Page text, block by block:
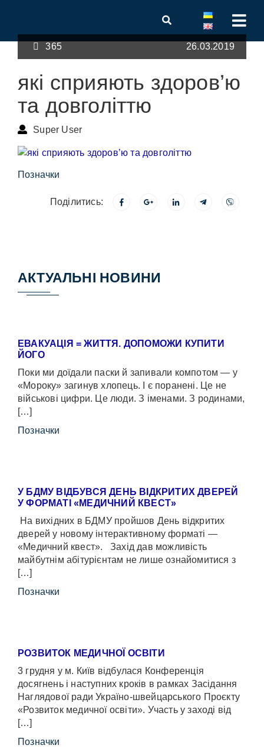
365 26.03.2019
які сприяють здоров’ю
та довголіттю
Super User
Позначки
Поділитись:
АКТУАЛЬНІ НОВИНИ
ЕВАКУАЦІЯ = ЖИТТЯ. ДОПОМОЖИ КУПИТИ
ЙОГО
Поки ми доїдали паски й запивали компотом — у
«Мороку» загинув хлопець. І є поранені. Це не
військові цифри. Це люди. З іменами. З родинами,
[…]
Позначки
У БДМУ ВІДБУВСЯ ДЕНЬ ВІДКРИТИХ ДВЕРЕЙ
У ФОРМАТІ «МЕДИЧНИЙ КВЕСТ»
На вихідних в БДМУ пройшов День відкритих
дверей у новому інтерактивному форматі —
«Медичний квест». Захід дав можливість
майбутнім абітурієнтам не лише ознайомитися з
[…]
Позначки
РОЗВИТОК МЕДИЧНОЇ ОСВІТИ
3 грудня у м. Київ відбулася Конференція
досягнень і наступних кроків в рамках Засідання
Наглядової ради Україно-швейцарського Проєкту
«Розвиток медичної освіти». Участь у заході від
[…]
Позначки